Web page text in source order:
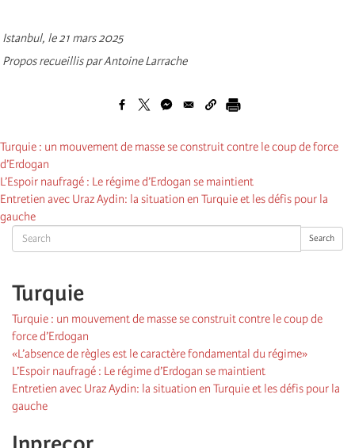
Search Search
Turquie
Turquie : un mouvement de masse se construit contre le coup de
force d’Erdogan
«L’absence de règles est le caractère fondamental du régime»
L’Espoir naufragé : Le régime d’Erdogan se maintient
Entretien avec Uraz Aydin: la situation en Turquie et les défis pour la
gauche
Istanbul, le 21 mars 2025
Propos recueillis par Antoine Larrache
Turquie : un mouvement de masse se construit contre le coup de force
d’Erdogan
L’Espoir naufragé : Le régime d’Erdogan se maintient
Entretien avec Uraz Aydin: la situation en Turquie et les défis pour la
gauche